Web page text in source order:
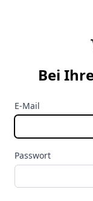
Bei
E-Mail
Passwort